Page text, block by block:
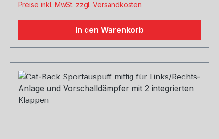
Preise inkl. MwSt. zzgl. Versandkosten
In den Warenkorb